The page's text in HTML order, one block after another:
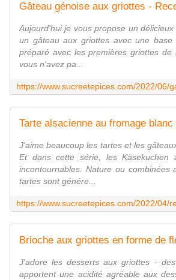
Aujourd'hui je vous propose un
un gâteau aux griottes avec une
préparé avec les premières griottes de
vous n'avez pa...
J'aime beaucoup les tartes et les
Et dans cette série, les Käsekuchen
incontournables. Nature ou combinées
tartes sont génére...
J'adore les desserts aux griottes -
apportent une acidité agréable aux